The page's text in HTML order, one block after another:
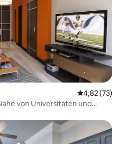
4,82 (73)
von Universitäten und